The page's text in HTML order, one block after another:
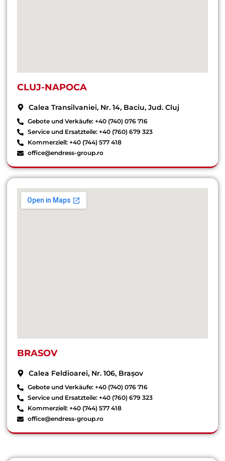
CLUJ-NAPOCA
Calea Transilvaniei, Nr. 14, Baciu, Jud. Cluj
Gebote und Verkäufe: +40 (740) 076 716
Service und Ersatzteile: +40 (760) 679 323
Kommerziell: +40 (744) 577 418
office@endress-group.ro
BRASOV
Calea Feldioarei, Nr. 106, Brașov
Gebote und Verkäufe: +40 (740) 076 716
Service und Ersatzteile: +40 (760) 679 323
Kommerziell: +40 (744) 577 418
office@endress-group.ro